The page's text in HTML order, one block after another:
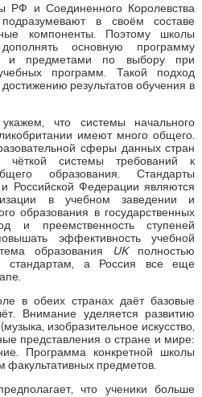
РФ и Соединенного Королевства
в своём составе
компоненты. Поэтому школы
основную программу
и предметами по выбору при
программ. Такой подход
результатов обучения в
что системы начального
имеют много общего.
сферы данных стран
чёткой системы требований к
образования. Стандарты
Российской Федерации являются
в учебном заведении и
образования в государственных
и преемственность ступеней
эффективность учебной
образования
UKполностью
стандартам, а Россия все еще
в обеих странах даёт базовые
Внимание уделяется развитию
изобразительное искусство,
представления о стране и мире:
Программа конкретной школы
предметов.
что ученики больше